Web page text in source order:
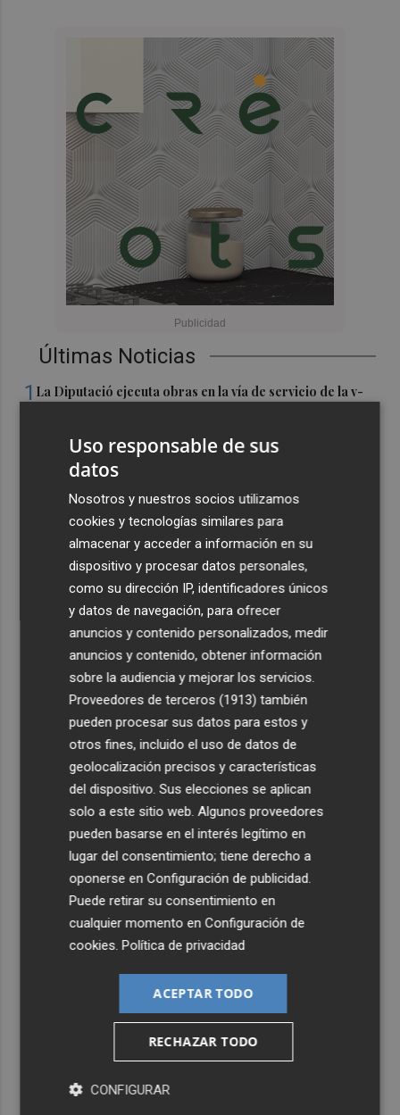
Últimas Noticias
1 La Diputació ejecuta obras en la vía de servicio de la v-
Shein sondea a inversores con una valoración inferior a
30.000 millones de dólares para su OPV, según FT
Florentino Pérez refuerza su posición como principal
accionista de ACS y eleva su participación al 15%
La Femp se coordina con los gobiernos locales para el
eclipse solar del 12 de agosto
El incendio del Cerro Maestre de Jumilla activa el Plan
Infomur en situación 1
Uso responsable de sus
datos
Nosotros y nuestros socios utilizamos
cookies y tecnologías similares para
almacenar y acceder a información en su
dispositivo y procesar datos personales,
como su dirección IP, identificadores únicos
y datos de navegación, para ofrecer
anuncios y contenido personalizados, medir
anuncios y contenido, obtener información
sobre la audiencia y mejorar los servicios.
Proveedores de terceros (1913) también
pueden procesar sus datos para estos y
otros fines, incluido el uso de datos de
geolocalización precisos y características
del dispositivo. Sus elecciones se aplican
solo a este sitio web. Algunos proveedores
pueden basarse en el interés legítimo en
lugar del consentimiento; tiene derecho a
oponerse enConfiguración de publicidad
Puede retirar su consentimiento en
cualquier momento enConfiguración de
cookies .Política de privacidad
ACEPTAR TODO
RECHAZAR TODO
CONFIGURAR